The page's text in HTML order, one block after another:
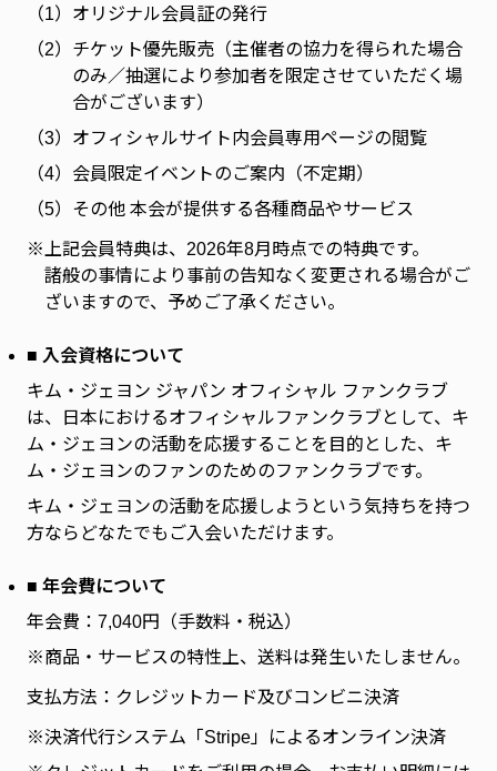
ビデオ
GALLERY
ギャラリー
スペシャルメッセージ
CONTACT
お問い合わせ
（1） オリジナル会員証の発行
（2） チケット優先販売（主催者の協力を得られた場合
のみ／抽選により参加者を限定させていただく場
合がございます）
（3） オフィシャルサイト内会員専用ページの閲覧
（4） 会員限定イベントのご案内（不定期）
（5） その他 本会が提供する各種商品やサービス
※ 上記会員特典は、2026年8月時点での特典です。
諸般の事情により事前の告知なく変更される場合がご
ざいますので、予めご了承ください。
■ 入会資格について
キム・ジェヨン ジャパン オフィシャル ファンクラブ
は、日本におけるオフィシャルファンクラブとして、キ
ム・ジェヨンの活動を応援することを目的とした、キ
ム・ジェヨンのファンのためのファンクラブです。
キム・ジェヨンの活動を応援しようという気持ちを持つ
方ならどなたでもご入会いただけます。
■ 年会費について
年会費：7,040円（手数料・税込）
※商品・サービスの特性上、送料は発生いたしません。
支払方法：クレジットカード及びコンビニ決済
※決済代行システム「Stripe」によるオンライン決済